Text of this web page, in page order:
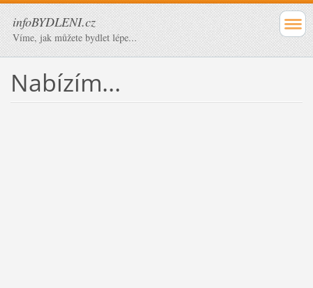
infoBYDLENI.cz
Víme, jak můžete bydlet lépe...
Nabízím...